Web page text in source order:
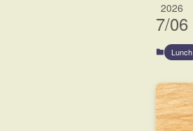
2026
7/06
Lunch